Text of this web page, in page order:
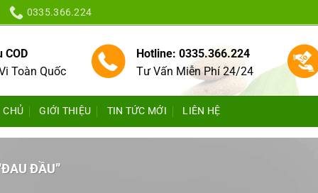
0335.366.224
COD
Toàn Quốc
Hotline: 0335.366.224
Tư Vấn Miễn Phí 24/24
CHỦ GIỚI THIỆU TIN TỨC MỚI LIÊN HỆ
ĐẦU”